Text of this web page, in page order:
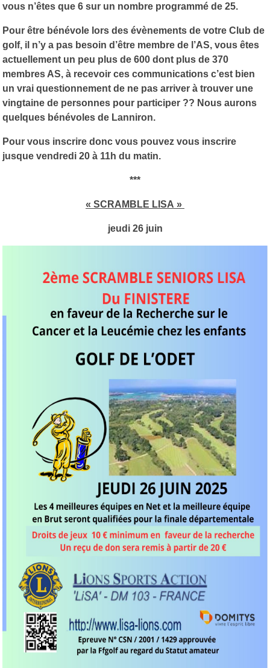
vous n’êtes que 6 sur un nombre programmé de 25.
Pour être bénévole lors des évènements de votre Club de
golf, il n’y a pas besoin d’être membre de l’AS, vous êtes
actuellement un peu plus de 600 dont plus de 370
membres AS, à recevoir ces communications c’est bien
un vrai questionnement de ne pas arriver à trouver une
vingtaine de personnes pour participer ?? Nous aurons
quelques bénévoles de Lanniron.
Pour vous inscrire donc vous pouvez vous inscrire
jusque vendredi 20 à 11h du matin.
***
« SCRAMBLE LISA »
jeudi 26 juin